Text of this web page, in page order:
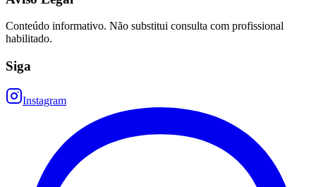
Conteúdo informativo. Não substitui consulta com profissional
habilitado.
Siga
Instagram